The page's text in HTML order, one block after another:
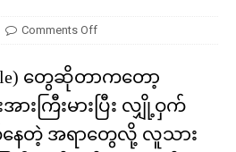
Comments Off
တွေဆိုတာကတော့
းကြီးမားပြီး လျှို့ဝှက်
နေတဲ့ အရာတွေလို့ လူသား